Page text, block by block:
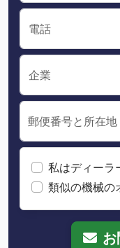
電話
企業
郵便番号と所在地
私はディーラ
類似の機械の